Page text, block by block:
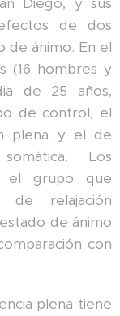
de dos
de ánimo. En el
(16 hombres y
de 25 años,
de control, el
plena y el de
Los
el grupo que
relajación
de ánimo
con
plena tiene